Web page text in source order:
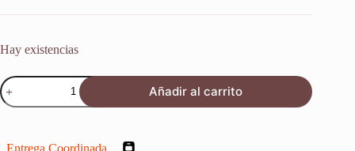
Hay existencias
Resortes
Horquilla
Suspension
125
Añadir al carrito
Entrega Coordinada